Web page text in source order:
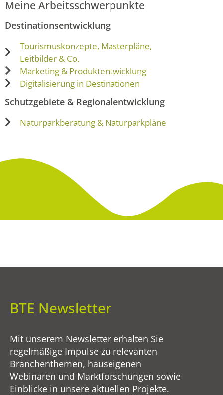
Meine Arbeitsschwerpunkte
Destinationsentwicklung
Tourismuskonzepte, Masterpläne,
Leitbilder & Co.
Marketing & Produktentwicklung
Digitalisierung in Destinationen
Schutzgebiete & Regionalentwicklung
Naturparkberatung & Naturparkpläne
BTE Newsletter
Mit unserem Newsletter erhalten Sie
regelmäßige Impulse zu relevanten
Branchenthemen, hauseigenen
Webinaren und Marktforschungen sowie
Einblicke in unsere aktuellen Projekte.